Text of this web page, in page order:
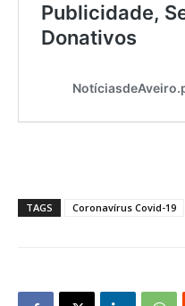
TAGS Coronavírus Covid-19